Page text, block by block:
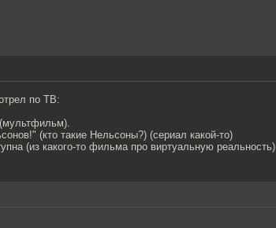
по ТВ:
(кто такие Нельсоны?) (сериал какой-то)
(из какого-то фильма про виртуальную реальность)